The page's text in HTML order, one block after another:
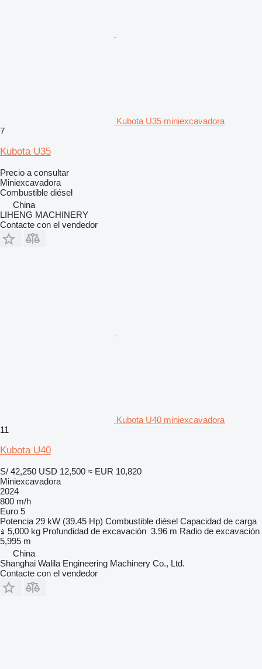
Kubota U35 miniexcavadora
7
Kubota U35
Precio a consultar
Miniexcavadora
Combustible diésel
China
LIHENG MACHINERY
Contacte con el vendedor
Kubota U40 miniexcavadora
11
Kubota U40
S/ 42,250 USD 12,500 ≈ EUR 10,820
Miniexcavadora
2024
800 m/h
Euro 5
Potencia 29 kW (39.45 Hp) Combustible diésel Capacidad de carga
5,000 kg Profundidad de excavación 3.96 m Radio de excavación
5,995 m
China
Shanghai Walila Engineering Machinery Co., Ltd.
Contacte con el vendedor